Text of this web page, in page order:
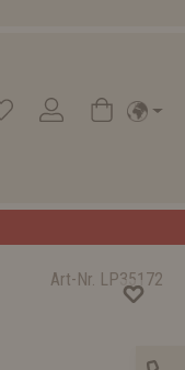
Art-Nr. LP35172